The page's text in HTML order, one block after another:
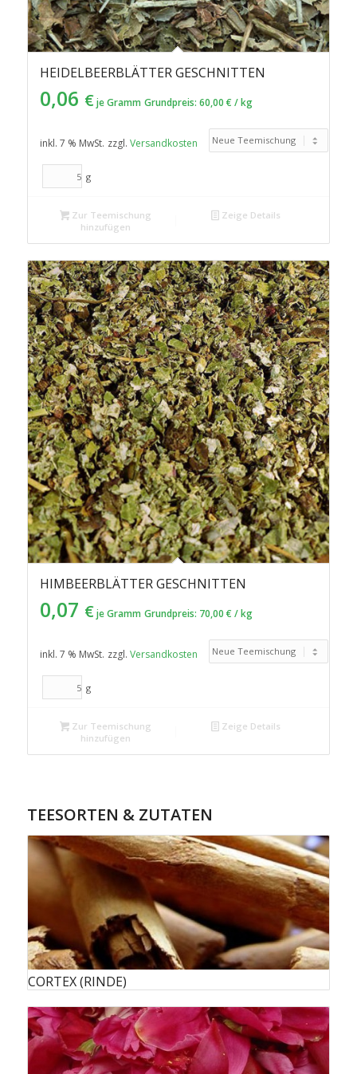
HEIDELBEERBLÄTTER GESCHNITTEN
0,06 € je Gramm Grundpreis: 60,00 € /kg
inkl. 7 % MwSt. zzgl. Versandkosten
g
Zur Teemischung
hinzufügen
Zeige Details
HIMBEERBLÄTTER GESCHNITTEN
0,07 € je Gramm Grundpreis: 70,00 € /kg
inkl. 7 % MwSt. zzgl. Versandkosten
g
Zur Teemischung
hinzufügen
Zeige Details
TEESORTEN & ZUTATEN
CORTEX (RINDE)